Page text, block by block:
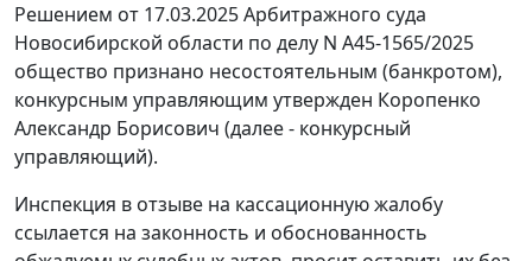
Решением от 17.03.2025 Арбитражного суда
Новосибирской области по делу N А45-1565/2025
общество признано несостоятельным (банкротом),
конкурсным управляющим утвержден Коропенко
Александр Борисович (далее - конкурсный
управляющий).
Инспекция в отзыве на кассационную жалобу
ссылается на законность и обоснованность